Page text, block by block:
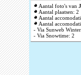
Aantal foto's van
Aantal plaatsen: 2
Aantal
Aantal
- Via Sunweb
- Via Snowtime: 2